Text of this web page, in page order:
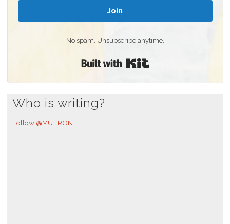
Join
No spam. Unsubscribe anytime.
Who is writing?
Follow @MUTRON